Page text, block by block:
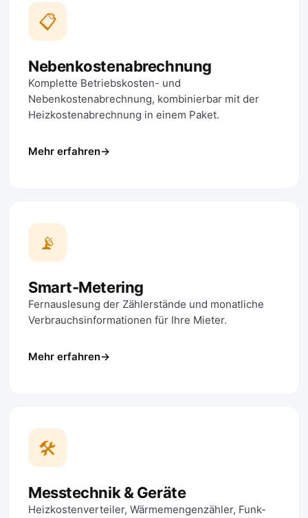
📋
Nebenkostenabrechnung
Komplette Betriebskosten- und
Nebenkostenabrechnung, kombinierbar mit der
Heizkostenabrechnung in einem Paket.
Mehr erfahren
📡
Smart-Metering
Fernauslesung der Zählerstände und monatliche
Verbrauchs­informationen für Ihre Mieter.
Mehr erfahren
🛠️
Messtechnik & Geräte
Heizkostenverteiler, Wärmemengenzähler, Funk-